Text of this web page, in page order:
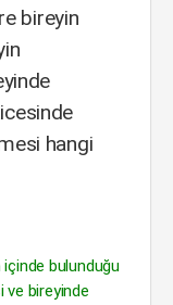
bireyin
hangi
bulunduğu
ve bireyinde